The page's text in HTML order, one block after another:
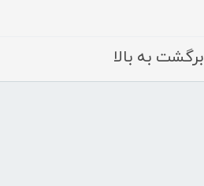
برگشت به بالا